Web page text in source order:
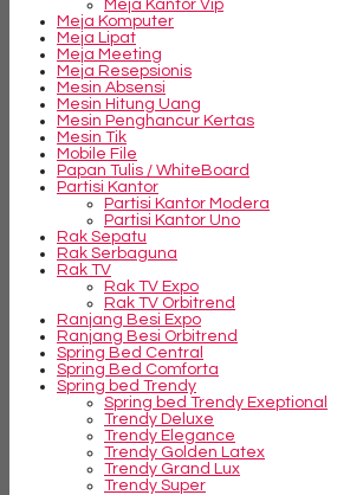
Meja Kantor Vip
Meja Komputer
Meja Lipat
Meja Meeting
Meja Resepsionis
Mesin Absensi
Mesin Hitung Uang
Mesin Penghancur Kertas
Mesin Tik
Mobile File
Papan Tulis / WhiteBoard
Partisi Kantor
Partisi Kantor Modera
Partisi Kantor Uno
Rak Sepatu
Rak Serbaguna
Rak TV
Rak TV Expo
Rak TV Orbitrend
Ranjang Besi Expo
Ranjang Besi Orbitrend
Spring Bed Central
Spring Bed Comforta
Spring bed Trendy
Spring bed Trendy Exeptional
Trendy Deluxe
Trendy Elegance
Trendy Golden Latex
Trendy Grand Lux
Trendy Super